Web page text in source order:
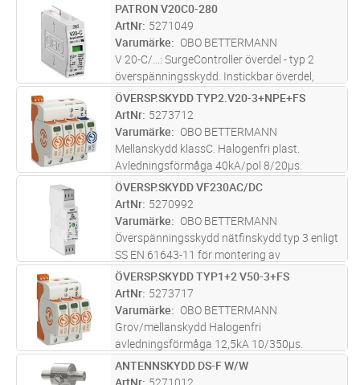
ST Lägg i kundvagn
PATRON V20C0-280
ArtNr 5271049
Varumärke
OBO BETTERMANN
V 20-C/...: SurgeController överdel - typ 2
överspänningsskydd. Instickbar överdel,
överdelen skiljs från underdelen utan verktyg.
Inkl. termisk och dynamisk skiljeanordning
och optisk defektindike...läs mer
ST Lägg i kundvagn
ÖVERSP.SKYDD TYP2.V20-3+NPE+FS
ArtNr 5273712
Varumärke
OBO BETTERMANN
Mellanskydd klassC. Halogenfri plast.
Avledningsförmåga 40kA/pol 8/20µs.
Restspänning max 1,3kV. Max försäkring
160A. Maximal driftspänning 280V. TN-S nät
ST Lägg i kundvagn
ÖVERSP.SKYDD VF230AC/DC
ArtNr 5270992
Varumärke
OBO BETTERMANN
Överspänningsskydd nätfinskydd typ 3 enligt
SS EN 61643-11 för montering av
normkapsling. Avsedd för lik- och
växelspänningssystem. Med optisk
funktionsindikering. Med monteringsvänliga,
skruvlösa...läs mer
ST Lägg i kundvagn
ÖVERSP.SKYDD TYP1+2 V50-3+FS
ArtNr 5273717
Varumärke
OBO BETTERMANN
Grov/mellanskydd Halogenfri
avledningsförmåga 12,5kA 10/350µs.
Restspänning max 1,3kV. Max försäkring
160A. Maximaldriftspänning 280V.
ST Lägg i kundvagn
ANTENNSKYDD DS-F W/W